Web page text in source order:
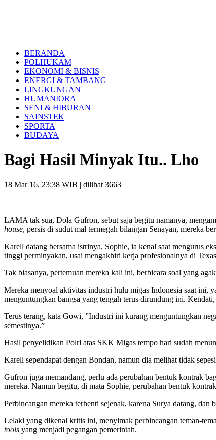
BERANDA
POLHUKAM
EKONOMI & BISNIS
ENERGI & TAMBANG
LINGKUNGAN
HUMANIORA
SENI & HIBURAN
SAINSTEK
SPORTA
BUDAYA
Bagi Hasil Minyak Itu.. Lho
18 Mar 16, 23:38 WIB | dilihat 3663
LAMA tak sua, Dola Gufron, sebut saja begitu namanya,
house, persis di sudut mal termegah bilangan Senayan, mereka
Karell datang bersama istrinya, Sophie, ia kenal saat mengurus
tinggi perminyakan, usai mengakhiri kerja profesionalnya di
Tak biasanya, pertemuan mereka kali ini, berbicara soal yang
Mereka menyoal aktivitas industri hulu migas Indonesia saat ini,
menguntungkan bangsa yang tengah terus dirundung ini.
Terus terang, kata Gowi, ”Industri ini kurang menguntungkan
semestinya.”
Hasil penyelidikan Polri atas SKK Migas tempo hari sudah
Karell sependapat dengan Bondan, namun dia melihat tidak
Gufron juga memandang, perlu ada perubahan bentuk kontrak
mereka. Namun begitu, di mata Sophie, perubahan bentuk
Perbincangan mereka terhenti sejenak, karena Surya datang, dan
Lelaki yang dikenal kritis ini, menyimak perbincangan teman-
tools yang menjadi pegangan pemerintah.